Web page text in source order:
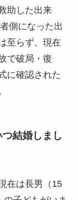
助した出来
側になった出
至らず、現在
で破局・復
に確認された
結婚しまし
在は長男（15